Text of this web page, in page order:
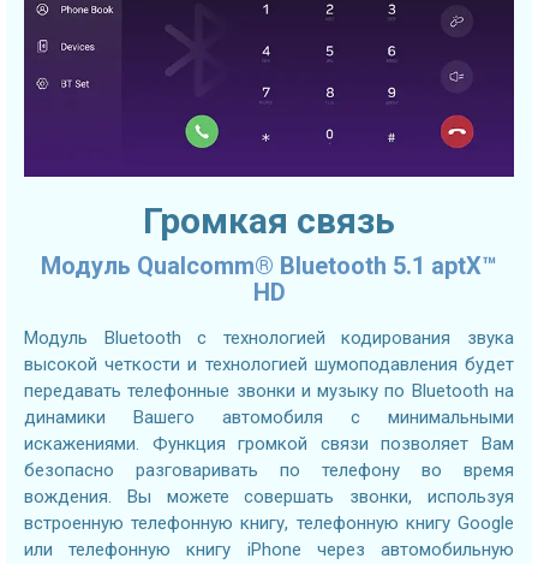
Громкая связь
Модуль Qualcomm® Bluetooth 5.1 aptX™
HD
Модуль Bluetooth с технологией кодирования звука
высокой четкости и технологией шумоподавления будет
передавать телефонные звонки и музыку по Bluetooth на
динамики Вашего автомобиля с минимальными
искажениями. Функция громкой связи позволяет Вам
безопасно разговаривать по телефону во время
вождения. Вы можете совершать звонки, используя
встроенную телефонную книгу, телефонную книгу Google
или телефонную книгу iPhone через автомобильную